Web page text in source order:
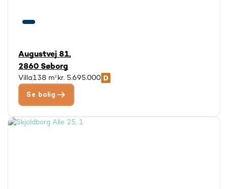
Augustvej 81,
2860 Søborg
Villa138 m² kr. 5.695.000
Se bolig